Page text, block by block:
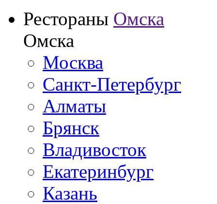
Рестораны Омска
Омска
Москва
Санкт-Петербург
Алматы
Брянск
Владивосток
Екатеринбург
Казань